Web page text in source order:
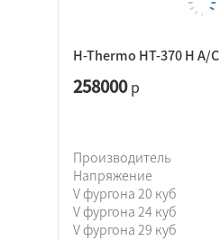
H-Thermo HT-370 H A/C
258000р
Производитель
Напряжение
V фургона 20 куб
V фургона 24 куб
V фургона 29 куб